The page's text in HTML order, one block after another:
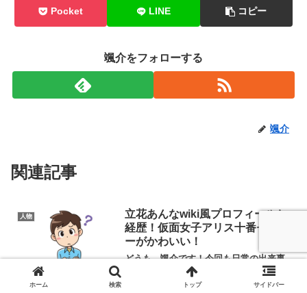
Pocket LINE コピー
颯介をフォローする
颯介
関連記事
人物
立花あんなwiki風プロフィールと
経歴！仮面女子アリス十番センタ
ーがかわいい！
どうも、颯介です！今回も日常の出来事
のなかで、気になったことについて独自
の視点で切り込んで行きたいと思いま
ホーム 検索 トップ サイドバー